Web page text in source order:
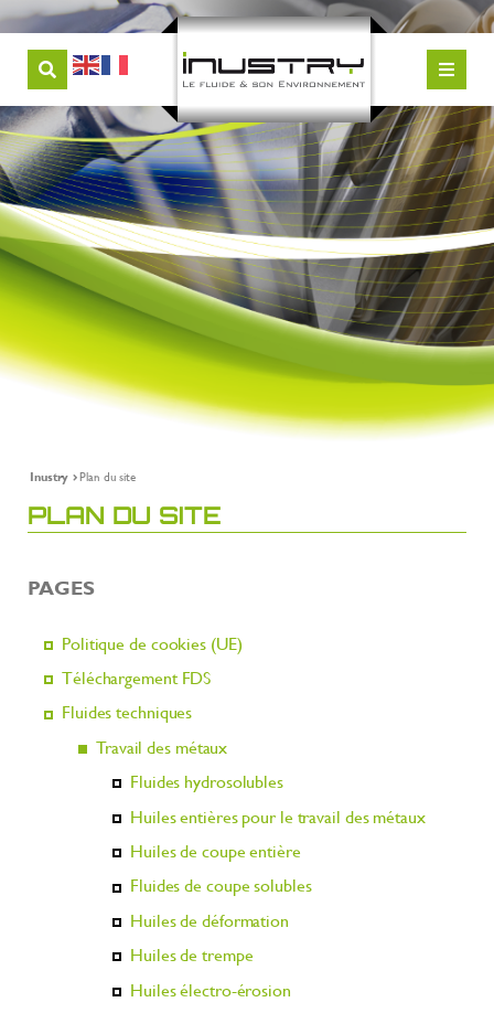
Inustry Plan du site
PLAN DU SITE
PAGES
Politique de cookies (UE)
Téléchargement FDS
Fluides techniques
Travail des métaux
Fluides hydrosolubles
Huiles entières pour le travail des métaux
Huiles de coupe entière
Fluides de coupe solubles
Huiles de déformation
Huiles de trempe
Huiles électro-érosion